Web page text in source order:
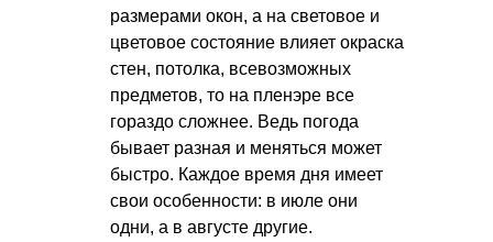
размерами окон, а на световое и
цветовое состояние влияет окраска
стен, потолка, всевозможных
предметов, то на пленэре все
гораздо сложнее. Ведь погода
бывает разная и меняться может
быстро. Каждое время дня имеет
свои особенности: в июле они
одни, а в августе другие.